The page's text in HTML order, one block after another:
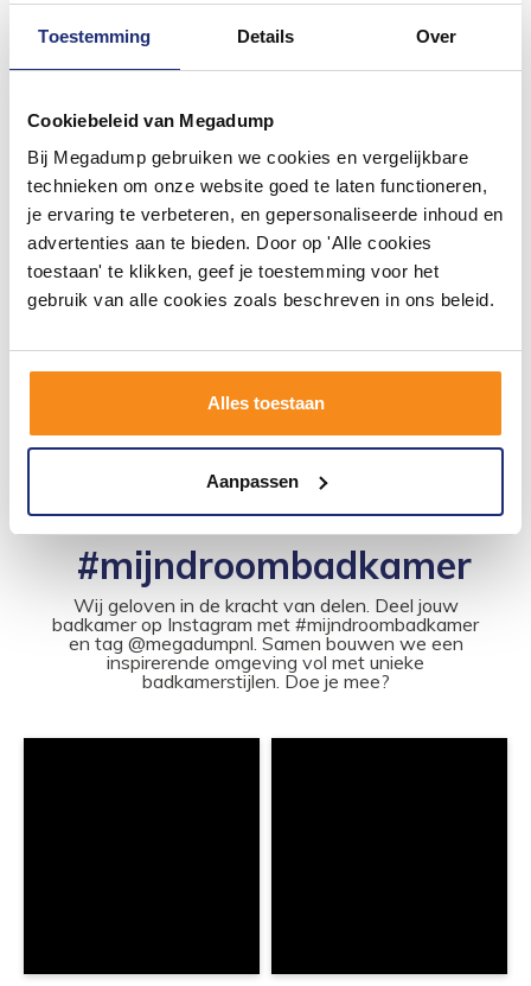
Toestemming Details Over
Cookiebeleid van Megadump
Bij Megadump gebruiken we cookies en vergelijkbare
technieken om onze website goed te laten functioneren,
je ervaring te verbeteren, en gepersonaliseerde inhoud en
advertenties aan te bieden. Door op 'Alle cookies
toestaan' te klikken, geef je toestemming voor het
gebruik van alle cookies zoals beschreven in ons beleid.
Alles toestaan
Aanpassen
Vloertegel Douglas & Jones
Matières de Rex Manor
per m2)
3 tot 5 werkdagen
78,65
65,00
Meer info
Vloertegel Douglas & Jones
Matières de Rex Manor
m2)3 tot 5 werkdagen
65,00
Meer info
1 2 3
#mijndroombadkamer
Wij geloven in de kracht van delen. Deel jouw
badkamer op Instagram met #mijndroombadkamer
en tag @megadumpnl. Samen bouwen we een
inspirerende omgeving vol met unieke
badkamerstijlen. Doe je mee?